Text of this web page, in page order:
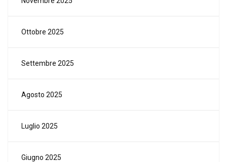
Ottobre 2025
Settembre 2025
Agosto 2025
Luglio 2025
Giugno 2025